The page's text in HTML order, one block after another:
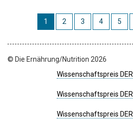
1 2 3 4 5
© Die Ernährung/Nutrition 2026
Wissenschaftspreis
Wissenschaftspreis
Wissenschaftspreis